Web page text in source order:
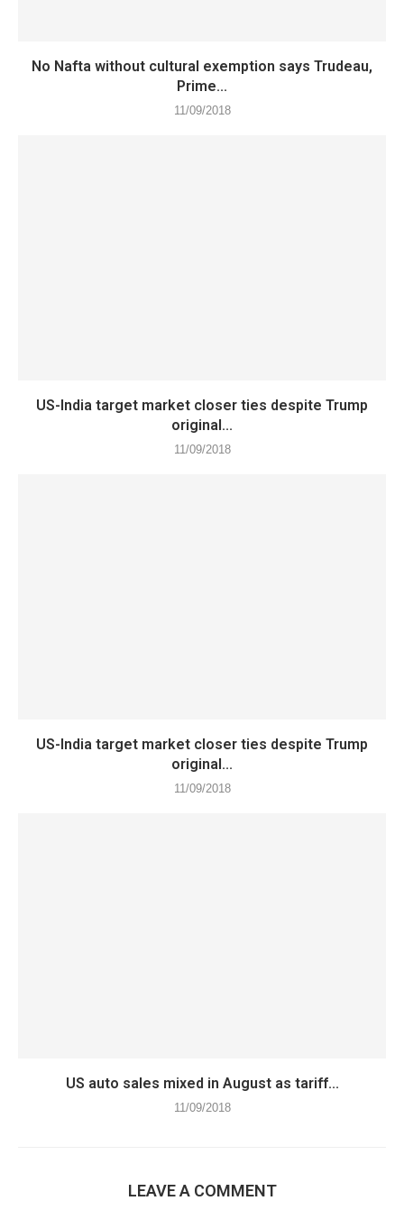
No Nafta without cultural exemption says Trudeau,
Prime...
11/09/2018
US-India target market closer ties despite Trump
original...
11/09/2018
US-India target market closer ties despite Trump
original...
11/09/2018
US auto sales mixed in August as tariff...
11/09/2018
LEAVE A COMMENT